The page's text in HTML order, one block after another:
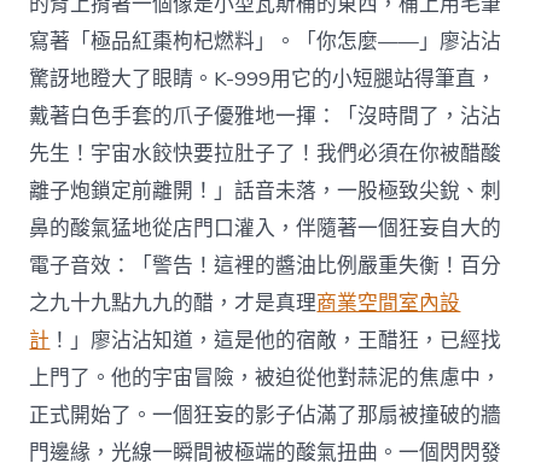
寫著「極品紅棗枸杞燃料」。「你怎麼——」廖沾沾
驚訝地瞪大了眼睛。K-999用它的小短腿站得筆直，
戴著白色手套的爪子優雅地一揮：「沒時間了，沾沾
先生！宇宙水餃快要拉肚子了！我們必須在你被醋酸
離子炮鎖定前離開！」話音未落，一股極致尖銳、刺
鼻的酸氣猛地從店門口灌入，伴隨著一個狂妄自大的
電子音效：「警告！這裡的醬油比例嚴重失衡！百分
之九十九點九九的醋，才是真理商業空間室內設
計 ！」廖沾沾知道，這是他的宿敵，王醋狂，已經找
上門了。他的宇宙冒險，被迫從他對蒜泥的焦慮中，
正式開始了。一個狂妄的影子佔滿了那扇被撞破的牆
門邊緣，光線一瞬間被極端的酸氣扭曲。一個閃閃發